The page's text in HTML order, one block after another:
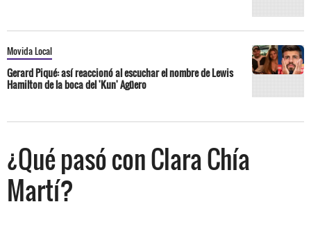
Movida Local
Gerard Piqué: así reaccionó al escuchar el nombre de Lewis
Hamilton de la boca del 'Kun' Agüero
¿Qué pasó con Clara Chía
Martí?